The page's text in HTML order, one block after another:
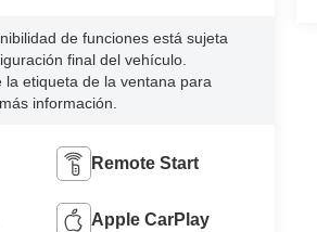
de funciones está sujeta
final del vehículo.
la etiqueta de la ventana para
información.
Remote Start
Apple CarPlay